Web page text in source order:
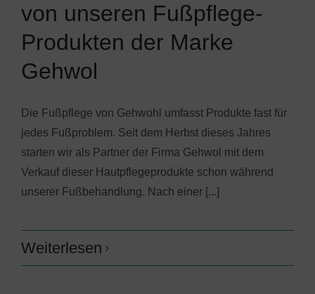
von unseren Fußpflege-
Produkten der Marke
Gehwol
Die Fußpflege von Gehwohl umfasst Produkte fast für
jedes Fußproblem. Seit dem Herbst dieses Jahres
starten wir als Partner der Firma Gehwol mit dem
Verkauf dieser Hautpflegeprodukte schon während
unserer Fußbehandlung. Nach einer [...]
Weiterlesen